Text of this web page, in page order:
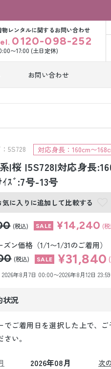
物レンタルに関するお問い合わせ
0120-098-252
〜17:00 (土日定休)
お問い合わせ
産着レンタル
タル
色打掛&紋付袴
レンタル
5S728 対応身長：160cm〜
|桜 |5S728|対応身長
ｽﾞ:7号-13号
気に入りに追加して比較する
(税込) ¥14,240 (
ン価格（1/1〜1/31のご着用）
(税込) ¥31,840
年8月7日 00:00〜2026年8月12日
状況
でご着用日を選択した上で、ご
い。
2026年08月
次